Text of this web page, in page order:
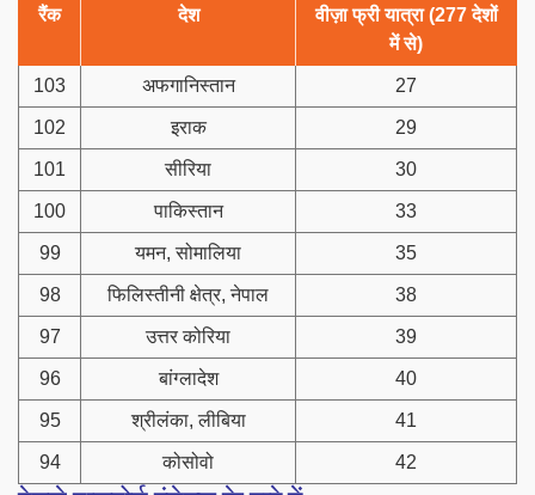
रैंक देश
वीज़ा फ्री यात्रा (277 देशों
में से)
103 अफगानिस्तान 27
102 इराक 29
101 सीरिया 30
100 पाकिस्तान 33
99 यमन, सोमालिया 35
98 फिलिस्तीनी क्षेत्र, नेपाल 38
97 उत्तर कोरिया 39
96 बांग्लादेश 40
95 श्रीलंका, लीबिया 41
94 कोसोवो 42